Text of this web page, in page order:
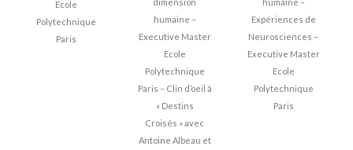
Ecole
Polytechnique
Paris
humaine –
Executive Master
Ecole
Polytechnique
Paris – Clin d’oeil à
« Destins
Croisés » avec
Antoine Albeau et
Expériences de
Neurosciences –
Executive Master
Ecole
Polytechnique
Paris